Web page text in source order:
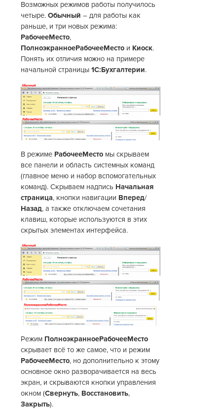
Возможных режимов работы получилось
четыре.Обычный – для работы как
раньше, и три новых режима:
РабочееМесто,
ПолноэкранноеРабочееМесто и Киоск.
Понять их отличия можно на примере
начальной страницы1С:Бухгалтерии.
В режиме РабочееМесто мы скрываем
все панели и область системных команд
(главное меню и набор вспомогательных
команд). Скрываем надпись Начальная
страница, кнопки навигации Вперед/
Назад, а также отключаем сочетания
клавиш, которые используются в этих
скрытых элементах интерфейса.
Режим ПолноэкранноеРабочееМесто
скрывает всё то же самое, что и режим
РабочееМесто, но дополнительно к этому
основное окно разворачивается на весь
экран, и скрываются кнопки управления
окном (Свернуть, Восстановить,
Закрыть).